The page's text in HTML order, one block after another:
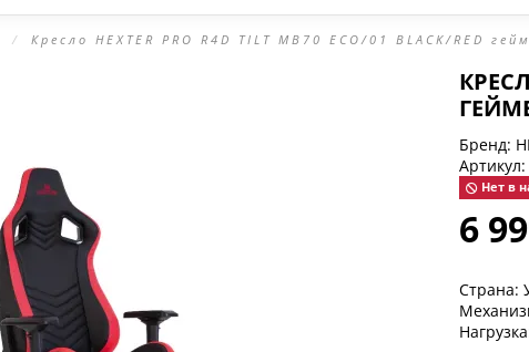
Кресло HEXTER PRO R4D TILT MB70 ECO/01 BLACK/RED
Бренд:
Артикул:
Нет в
6
Страна: